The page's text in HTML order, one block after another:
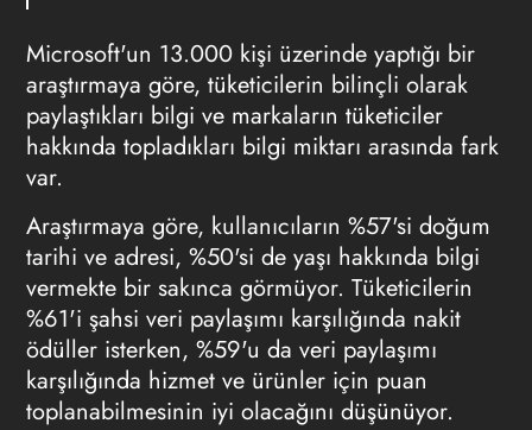
Microsoft'un 13.000 kişi üzerinde yaptığı bir
araştırmaya göre, tüketicilerin bilinçli olarak
paylaştıkları bilgi ve markaların tüketiciler
hakkında topladıkları bilgi miktarı arasında fark
var.
Araştırmaya göre, kullanıcıların %57'si doğum
tarihi ve adresi, %50'si de yaşı hakkında bilgi
vermekte bir sakınca görmüyor. Tüketicilerin
%61'i şahsi veri paylaşımı karşılığında nakit
ödüller isterken, %59'u da veri paylaşımı
karşılığında hizmet ve ürünler için puan
toplanabilmesinin iyi olacağını düşünüyor.